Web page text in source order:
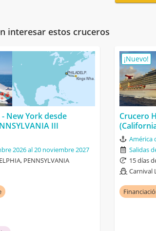
interesar estos cruceros
New York desde
III
2026 al 20 noviembre 2027
PENNSYLVANIA
¡Nuevo!
Crucero
América
Salidas
15 días
Carnival